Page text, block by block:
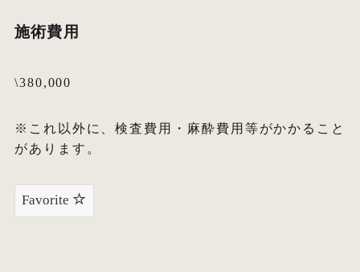
施術費用
\380,000
※これ以外に、検査費用・麻酔費用等がかかること
があります。
Favorite